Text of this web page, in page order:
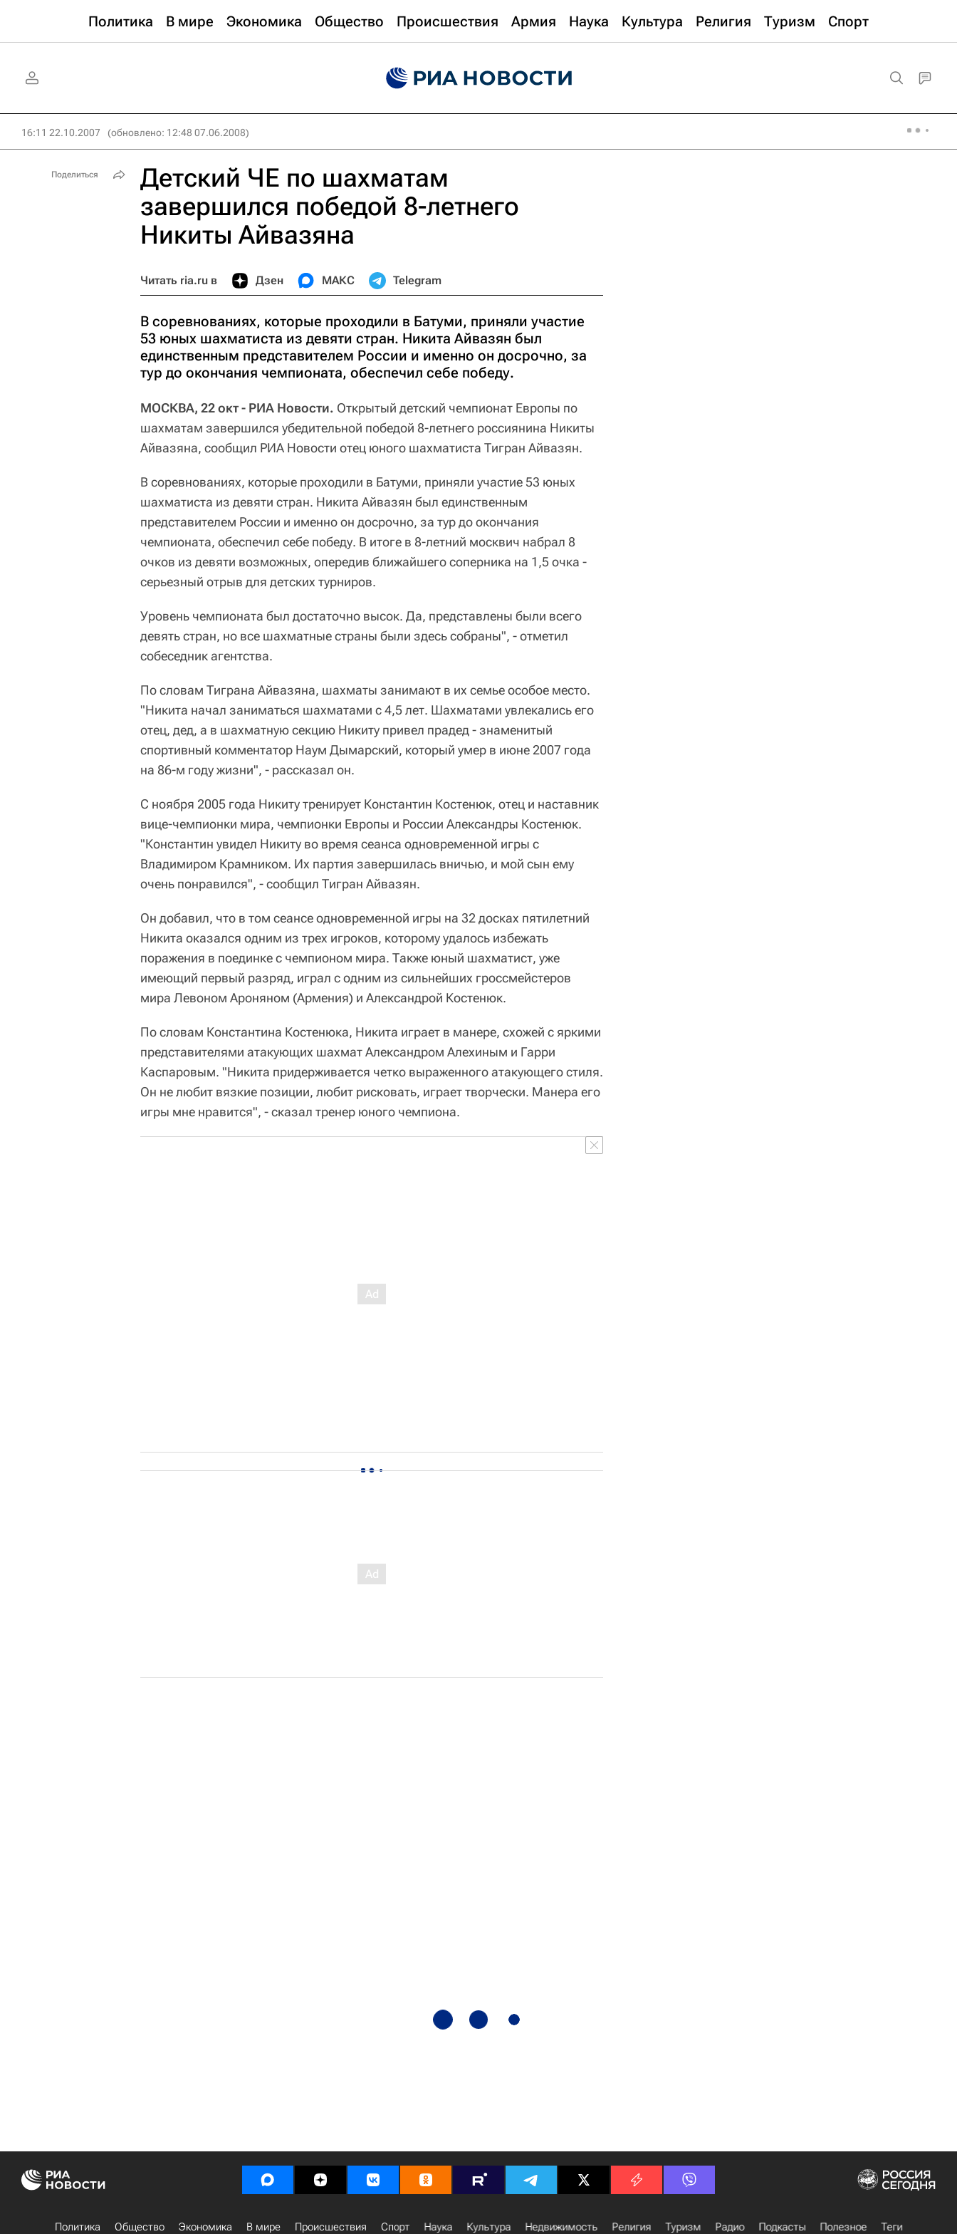
Политика В мире Экономика Общество Происшествия Армия Наука Культура Религия Туризм Спорт
16:11 22.10.2007 (обновлено: 12:48 07.06.2008)
Детский ЧЕ по шахматам
завершился победой 8-летнего
Никиты Айвазяна
Читать ria.ru в Дзен МАКС Telegram
В соревнованиях, которые проходили в Батуми, приняли участие
53 юных шахматиста из девяти стран. Никита Айвазян был
единственным представителем России и именно он досрочно, за
тур до окончания чемпионата, обеспечил себе победу.
МОСКВА, 22 окт - РИА Новости. Открытый детский чемпионат Европы по
шахматам завершился убедительной победой 8-летнего россиянина Никиты
Айвазяна, сообщил РИА Новости отец юного шахматиста Тигран Айвазян.
В соревнованиях, которые проходили в Батуми, приняли участие 53 юных
шахматиста из девяти стран. Никита Айвазян был единственным
представителем России и именно он досрочно, за тур до окончания
чемпионата, обеспечил себе победу. В итоге в 8-летний москвич набрал 8
очков из девяти возможных, опередив ближайшего соперника на 1,5 очка -
серьезный отрыв для детских турниров.
Уровень чемпионата был достаточно высок. Да, представлены были всего
девять стран, но все шахматные страны были здесь собраны", - отметил
собеседник агентства.
По словам Тиграна Айвазяна, шахматы занимают в их семье особое место.
"Никита начал заниматься шахматами с 4,5 лет. Шахматами увлекались его
отец, дед, а в шахматную секцию Никиту привел прадед - знаменитый
спортивный комментатор Наум Дымарский, который умер в июне 2007 года
на 86-м году жизни", - рассказал он.
С ноября 2005 года Никиту тренирует Константин Костенюк, отец и наставник
вице-чемпионки мира, чемпионки Европы и России Александры Костенюк.
"Константин увидел Никиту во время сеанса одновременной игры с
Владимиром Крамником. Их партия завершилась вничью, и мой сын ему
очень понравился", - сообщил Тигран Айвазян.
Он добавил, что в том сеансе одновременной игры на 32 досках пятилетний
Никита оказался одним из трех игроков, которому удалось избежать
поражения в поединке с чемпионом мира. Также юный шахматист, уже
имеющий первый разряд, играл с одним из сильнейших гроссмейстеров
мира Левоном Ароняном (Армения) и Александрой Костенюк.
По словам Константина Костенюка, Никита играет в манере, схожей с яркими
представителями атакующих шахмат Александром Алехиным и Гарри
Каспаровым. "Никита придерживается четко выраженного атакующего стиля.
Он не любит вязкие позиции, любит рисковать, играет творчески. Манера его
игры мне нравится", - сказал тренер юного чемпиона.
Поделиться
Политика Общество Экономика В мире Происшествия Спорт Наука Культура Недвижимость Религия Туризм Радио Подкасты Полезное Теги